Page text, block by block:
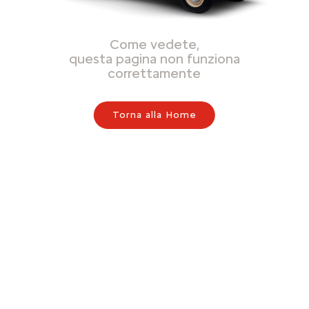
Come vedete,
questa pagina non funziona
correttamente
Torna alla Home